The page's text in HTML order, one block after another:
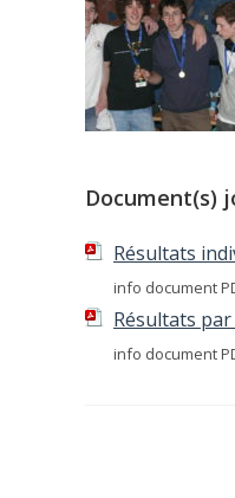
Document(s)
Résultats
info document
Résultats
info document